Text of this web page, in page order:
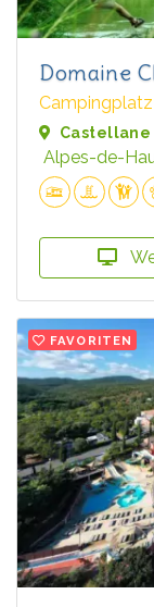
Domaine
Castellane
Alpes-de-
FAVORITEN